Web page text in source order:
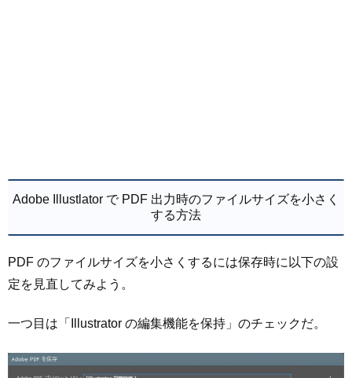
Adobe Illustlator で PDF 出力時のファイルサイズを小さく
する方法
PDF のファイルサイズを小さくするには保存時に以下の設
定を見直してみよう。
一つ目は「Illustrator の編集機能を保持」のチェックだ。